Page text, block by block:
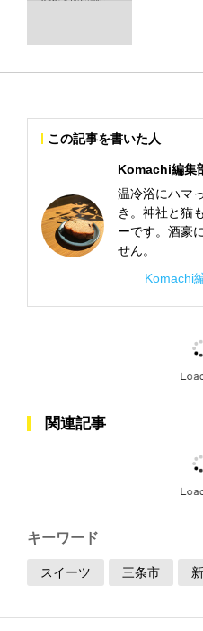
この記事を書いた人
Komachi編集
温冷浴にハマ
き。神社と猫
ーです。酒豪
せん。
Komachi
Komachi編集部 山崎の
人気の“もの